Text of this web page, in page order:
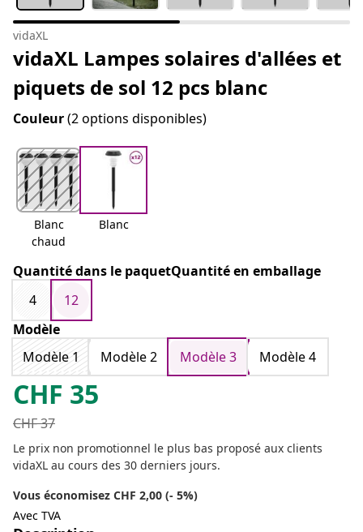
vidaXL
vidaXL Lampes solaires d'allées et
piquets de sol 12 pcs blanc
Couleur(2 options disponibles)
Blanc
chaud
Blanc
Quantité dans le paquetQuantité en emballage
4
12
Modèle
Modèle 1
Modèle 2 Modèle 3 Modèle 4
CHF 35
CHF37
Le prix non promotionnel le plus bas proposé aux clients
vidaXL au cours des 30 derniers jours.
Vous économisez CHF 2,00 (- 5%)
Avec TVA